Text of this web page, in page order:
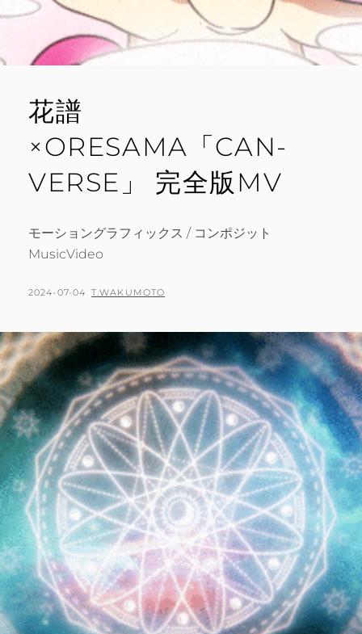
花譜
×ORESAMA「CAN-
VERSE」 完全版MV
モーショングラフィックス / コンポジット
MusicVideo
POSTED
2024-07-04 BY
T.WAKUMOTO